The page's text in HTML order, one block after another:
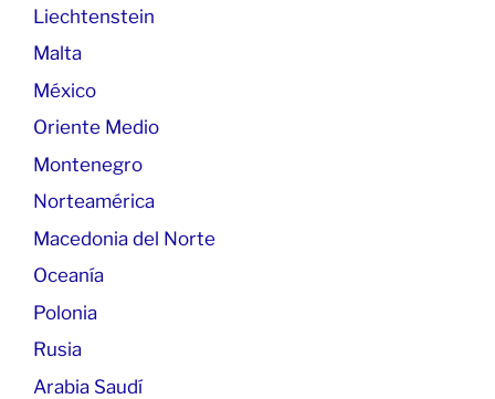
Liechtenstein
Malta
México
Oriente Medio
Montenegro
Norteamérica
Macedonia del Norte
Oceanía
Polonia
Rusia
Arabia Saudí